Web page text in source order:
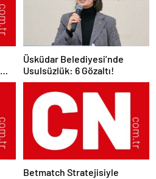
Üsküdar Belediyesi’nde
Usulsüzlük: 6 Gözaltı!
Betmatch Stratejisiyle